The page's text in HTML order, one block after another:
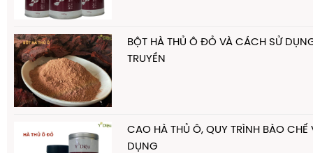
BỘT HÀ THỦ Ô ĐỎ VÀ CÁCH SỬ
TRUYỀN
CAO HÀ THỦ Ô, QUY TRÌNH BÀO CHẾ
DỤNG